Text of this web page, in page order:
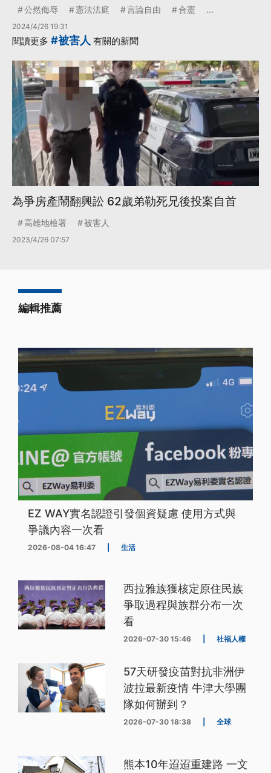
公然侮辱 憲法法庭 言論自由 合憲 ...
2024/4/26 19:31
閱讀更多 #被害人 有關的新聞
為爭房產鬧翻興訟 62歲弟勒死兄後投案自首
高雄地檢署 被害人
2023/4/26 07:57
編輯推薦
EZ WAY實名認證引發個資疑慮 使用方式與
爭議內容一次看
2026-08-04 16:47 生活
西拉雅族獲核定原住民族
爭取過程與族群分布一次
看
2026-07-30 15:46 社福人權
57天研發疫苗對抗非洲伊
波拉最新疫情 牛津大學團
隊如何辦到？
2026-07-30 18:38 全球
熊本10年迢迢重建路 一文